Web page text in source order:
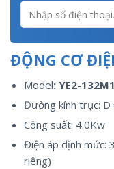
ĐỘNG CƠ
Model: YE2-
Đường kính trục: D
Công suất: 4.0Kw
Điện áp định mức:
riêng)